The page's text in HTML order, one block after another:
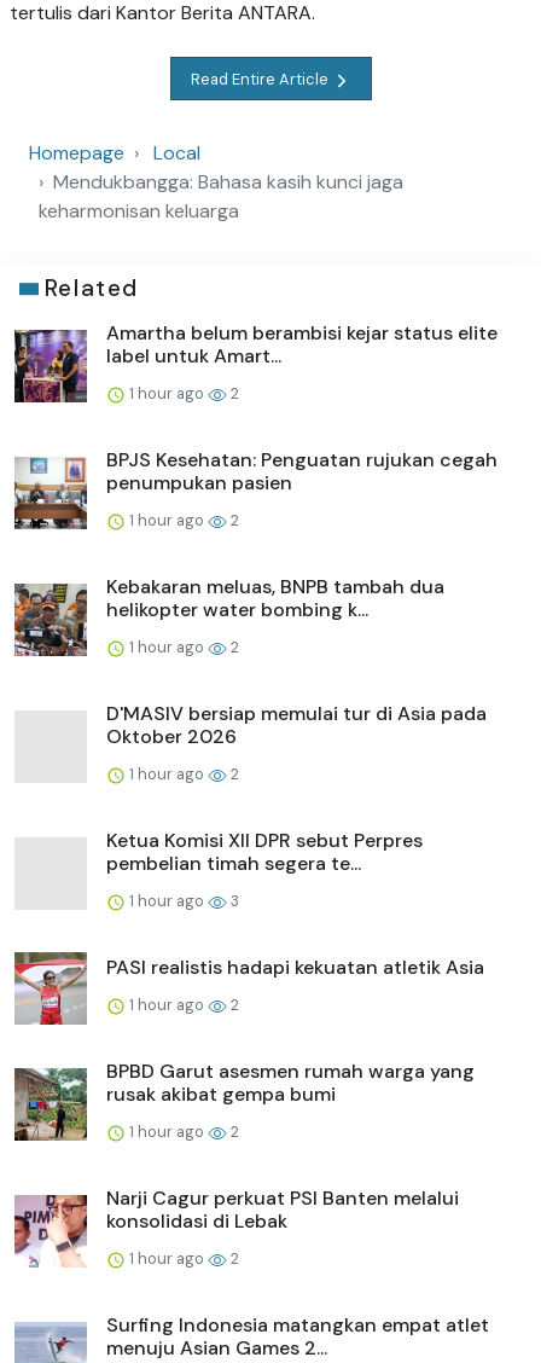
tertulis dari Kantor Berita ANTARA.
Read Entire Article
Homepage
Local
Mendukbangga: Bahasa kasih kunci jaga
keharmonisan keluarga
Related
Amartha belum berambisi kejar status elite
label untuk Amart...
1 hour ago 2
BPJS Kesehatan: Penguatan rujukan cegah
penumpukan pasien
1 hour ago 2
Kebakaran meluas, BNPB tambah dua
helikopter water bombing k...
1 hour ago 2
D'MASIV bersiap memulai tur di Asia pada
Oktober 2026
1 hour ago 2
Ketua Komisi XII DPR sebut Perpres
pembelian timah segera te...
1 hour ago 3
PASI realistis hadapi kekuatan atletik Asia
1 hour ago 2
BPBD Garut asesmen rumah warga yang
rusak akibat gempa bumi
1 hour ago 2
Narji Cagur perkuat PSI Banten melalui
konsolidasi di Lebak
1 hour ago 2
Surfing Indonesia matangkan empat atlet
menuju Asian Games 2...